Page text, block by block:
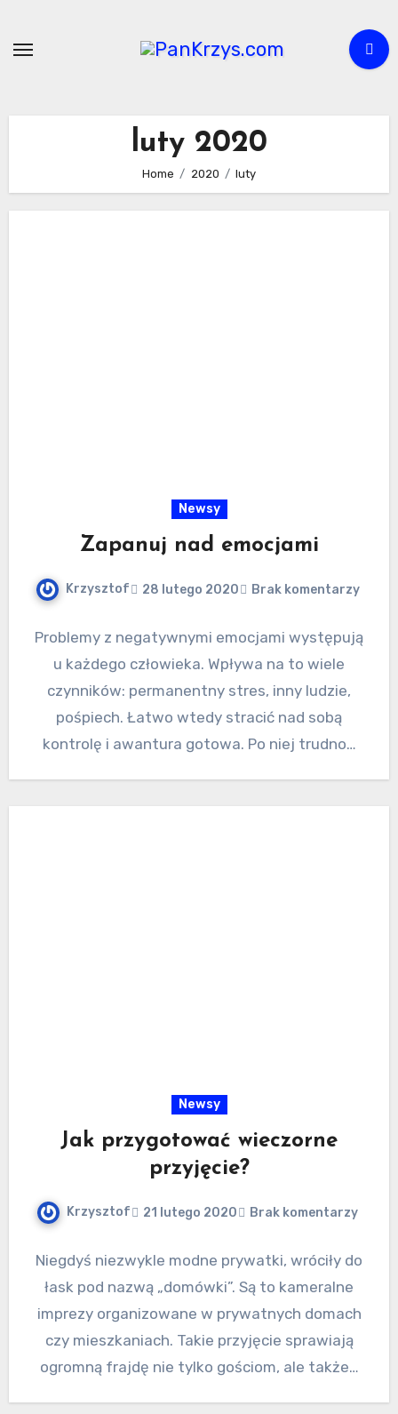
content
luty 2020
Home 2020 luty
Newsy
Zapanuj nad emocjami
Krzysztof 28 lutego 2020 Brak komentarzy
Problemy z negatywnymi emocjami występują
u każdego człowieka. Wpływa na to wiele
czynników: permanentny stres, inny ludzie,
pośpiech. Łatwo wtedy stracić nad sobą
kontrolę i awantura gotowa. Po niej trudno…
Newsy
Jak przygotować wieczorne
przyjęcie?
Krzysztof 21 lutego 2020 Brak komentarzy
Niegdyś niezwykle modne prywatki, wróciły do
łask pod nazwą „domówki”. Są to kameralne
imprezy organizowane w prywatnych domach
czy mieszkaniach. Takie przyjęcie sprawiają
ogromną frajdę nie tylko gościom, ale także…